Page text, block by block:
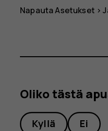
NapautaAsetukset >
Oliko tästä
Kyllä Ei